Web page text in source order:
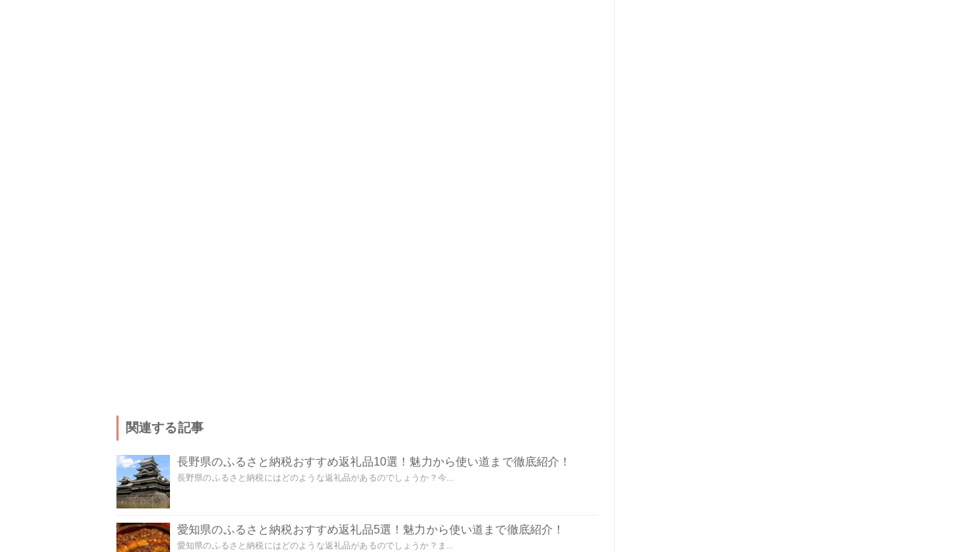
関連する記事
長野県のふるさと納税おすすめ返礼品10選！魅力から使い道まで徹底紹介！
長野県のふるさと納税にはどのような返礼品があるのでしょうか？今...
愛知県のふるさと納税おすすめ返礼品5選！魅力から使い道まで徹底紹介！
愛知県のふるさと納税にはどのような返礼品があるのでしょうか？ま...